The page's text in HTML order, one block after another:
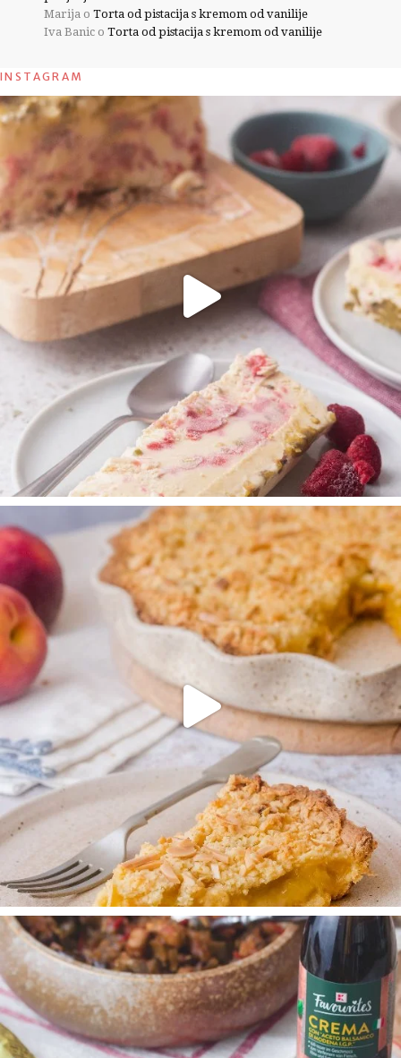
Marija o Torta od pistacija s kremom od vanilije
Iva Banic o Torta od pistacija s kremom od vanilije
INSTAGRAM